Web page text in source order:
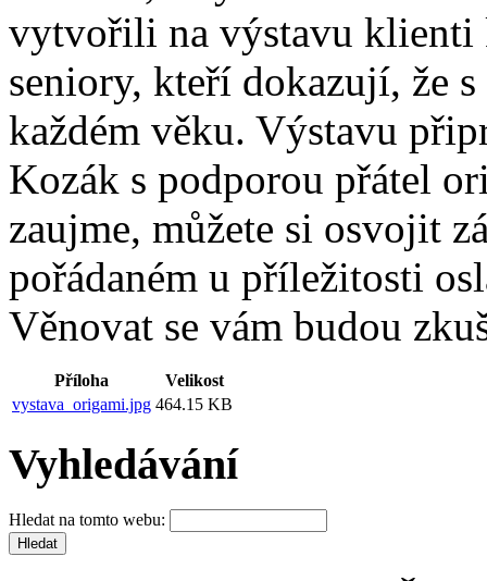
vytvořili na výstavu klienti
seniory, kteří dokazují, že
každém věku. Výstavu
Kozák s podporou přátel
zaujme, můžete si osvojit
pořádaném u příležitosti
Věnovat se vám budou
Příloha
Velikost
vystava_origami.jpg 464.15 KB
Vyhledávání
Hledat na tomto webu: